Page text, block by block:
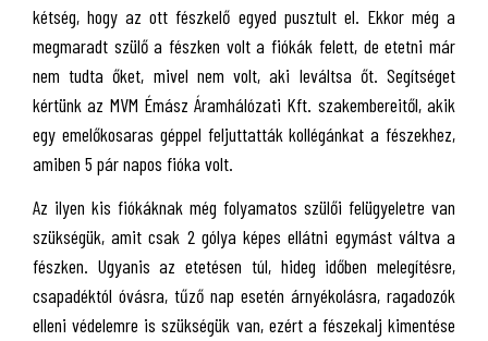
kétség, hogy az ott fészkelő egyed pusztult el. Ekkor még a
megmaradt szülő a fészken volt a fiókák felett, de etetni már
nem tudta őket, mivel nem volt, aki leváltsa őt. Segítséget
kértünk az MVM Émász Áramhálózati Kft. szakembereitől, akik
egy emelőkosaras géppel feljuttatták kollégánkat a fészekhez,
amiben 5 pár napos fióka volt.
Az ilyen kis fiókáknak még folyamatos szülői felügyeletre van
szükségük, amit csak 2 gólya képes ellátni egymást váltva a
fészken. Ugyanis az etetésen túl, hideg időben melegítésre,
csapadéktól óvásra, tűző nap esetén árnyékolásra, ragadozók
elleni védelemre is szükségük van, ezért a fészekalj kimentése